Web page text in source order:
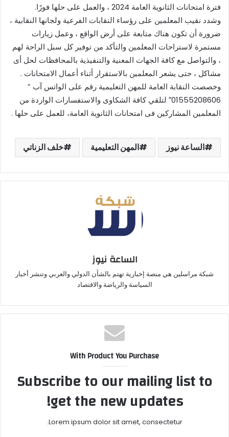
فترة امتحانات الثانوية العامة 2024 ، والعمل على حلها فورًا.
وشدد نقيب المعلمين على رؤساء النقابات الفرعية ولجانها النقابية ،
ضرورة أن تكون هناك متابعة على أرض الواقع ، وعمل زيارات
مستمرة لاستراحات المعلمين والتأكد من توفير كل سبل الراحة لهم
، والتواصل مع كافة الجهات المعنية والتنفيذية بالمحافظات لحل أى
مشاكل ، حتى يشعر المعلمين بالاستقرار أثناء أعمال الامتحانات .
وخصصت النقابة العامة للمهن التعليمية رقم على الواتس آب ”
01555208606″ لتلقي كافة الشكاوى والاستفسارات الواردة من
المعلمين المشاركين فى امتحانات الثانوية العامة، للعمل على حلها .
الساعة نيوز المهن التعليمية خلف الزناتي
الساعة نيوز
شبكة مراسلين هي منصة إخبارية تهتم بالشأن الدولي والعربي وتنشر أخبار
السياسة والرياضة والاقتصاد
With Product You Purchase
Subscribe to our mailing list to
get the new updates!
Lorem ipsum dolor sit amet, consectetur.